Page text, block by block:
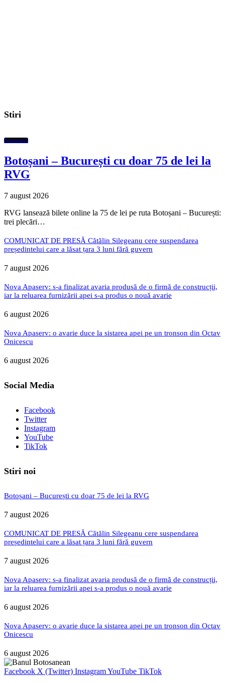
Stiri
Economic
Botoșani – București cu doar 75 de lei la
RVG
7 august 2026
RVG lansează bilete online la 75 de lei pe ruta Botoșani – București:
trei plecări…
COMUNICAT DE PRESĂ Cătălin Silegeanu cere suspendarea
președintelui care a lăsat țara 3 luni fără guvern
7 august 2026
Nova Apaserv: s-a finalizat avaria produsă de o firmă de construcții,
iar la reluarea furnizării apei s-a produs o nouă avarie
6 august 2026
Nova Apaserv: o avarie duce la sistarea apei pe un tronson din Octav
Onicescu
6 august 2026
Social Media
Facebook
Twitter
Instagram
YouTube
TikTok
Stiri noi
Botoșani – București cu doar 75 de lei la RVG
7 august 2026
COMUNICAT DE PRESĂ Cătălin Silegeanu cere suspendarea
președintelui care a lăsat țara 3 luni fără guvern
7 august 2026
Nova Apaserv: s-a finalizat avaria produsă de o firmă de construcții,
iar la reluarea furnizării apei s-a produs o nouă avarie
6 august 2026
Nova Apaserv: o avarie duce la sistarea apei pe un tronson din Octav
Onicescu
6 august 2026
Facebook X (Twitter) InstagramYouTube TikTok